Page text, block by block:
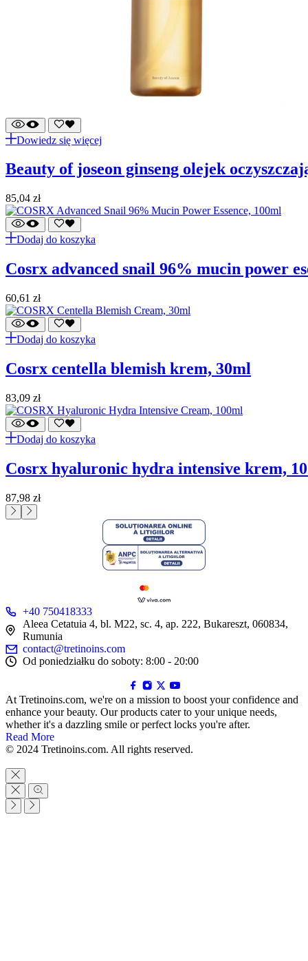
Dowiedz się więcej
beauty of joseon ginseng olejek
85,04 zł
Dodaj do koszyka
cosrx advanced snail 96% mucin power
60,61 zł
Dodaj do koszyka
cosrx centella blemish krem, 30ml
83,09 zł
Dodaj do koszyka
cosrx hyaluronic hydra intensive krem,
87,98 zł
+40 750418333
Aleea Cetatuia 4, bl. M22, sc. 4, ap. 222, Bukareszt, 060834,
Rumunia
contact@tretinoins.com
Od poniedziałku do soboty: 8:00 - 20:00
At Tretinoins.com, we're on a mission to boost your confidence and
enhance your beauty. Our products cater to your unique needs,
whether it's a dazzling smile or perfect locks you're after.
Read More
© 2024 Tretinoins.com. All rights reserved.